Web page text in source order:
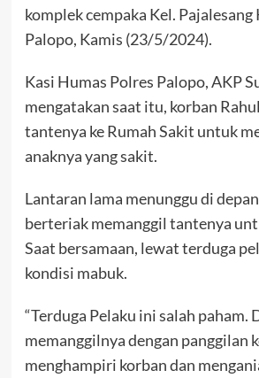
komplek cempaka Kel. Pajalesang
Palopo, Kamis (23/5/2024).
Kasi Humas Polres Palopo, AKP
mengatakan saat itu, korban
tantenya ke Rumah Sakit untuk
anaknya yang sakit.
Lantaran lama menunggu di
berteriak memanggil tantenya
Saat bersamaan, lewat terduga
kondisi mabuk.
“Terduga Pelaku ini salah paham.
memanggilnya dengan panggilan
menghampiri korban dan